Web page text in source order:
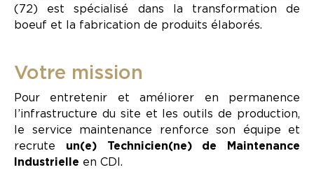
(72) est spécialisé dans la transformation de
boeuf et la fabrication de produits élaborés.
Votre mission
Pour entretenir et améliorer en permanence
l’infrastructure du site et les outils de production,
le service maintenance renforce son équipe et
recrute un(e) Technicien(ne) de Maintenance
Industrielle en CDI.